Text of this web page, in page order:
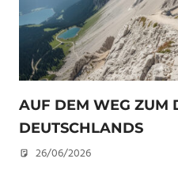
AUF DEM WEG ZUM
DEUTSCHLANDS
26/06/2026